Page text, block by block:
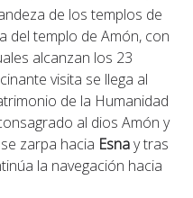
de los templos de
del templo de Amón, con
alcanzan los 23
visita se llega al
de la Humanidad
al dios Amón y
zarpa hacia Esnay tras
la navegación hacia